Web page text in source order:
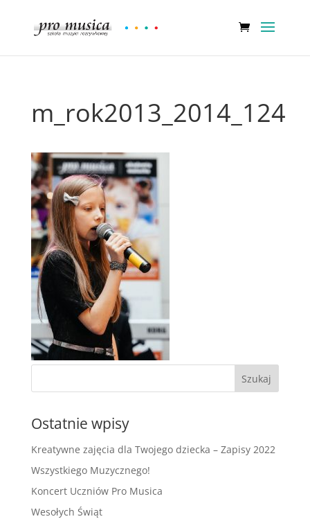
m_rok2013_2014_124
Ostatnie wpisy
Kreatywne zajęcia dla Twojego dziecka – Zapisy 2022
Wszystkiego Muzycznego!
Koncert Uczniów Pro Musica
Wesołych Świąt